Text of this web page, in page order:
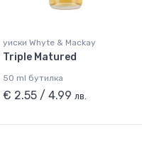
уиски Whyte & Mackay
Triple Matured
50 ml бутилка
€ 2.55 / 4.99 лв.